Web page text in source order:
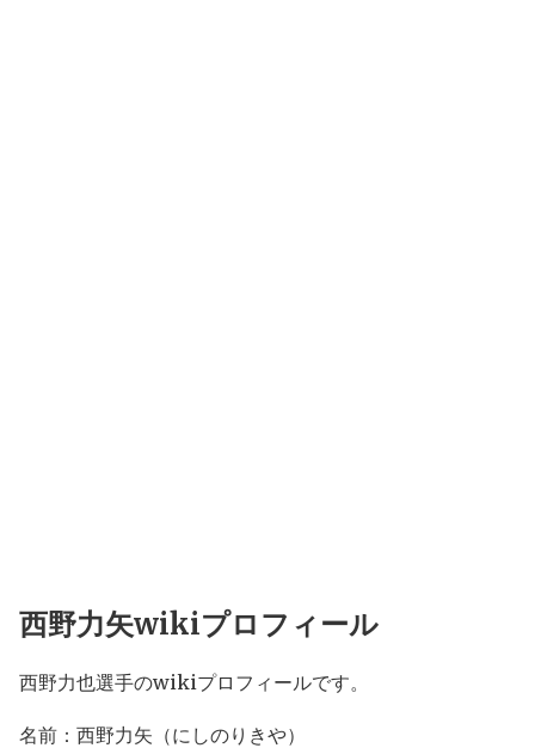
西野力矢wikiプロフィール
西野力也選手のwikiプロフィールです。
名前：西野力矢（にしのりきや）